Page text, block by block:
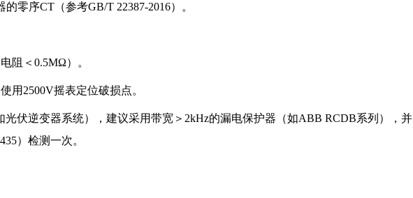
零序CT（参考GB/T 22387-2016）。
阻＜0.5MΩ）。
用2500V摇表定位破损点。
光伏逆变器系统），建议采用带宽＞2kHz的漏电保护器（如ABB RCDB系列），并
）检测一次。